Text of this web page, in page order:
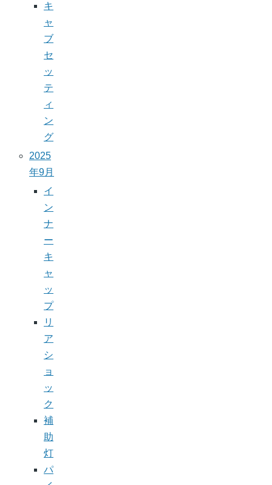
キ
ャ
ブ
セ
ッ
テ
ィ
ン
グ
2025
年9月
イ
ン
ナ
ー
キ
ャ
ッ
プ
リ
ア
シ
ョ
ッ
ク
補
助
灯
パ